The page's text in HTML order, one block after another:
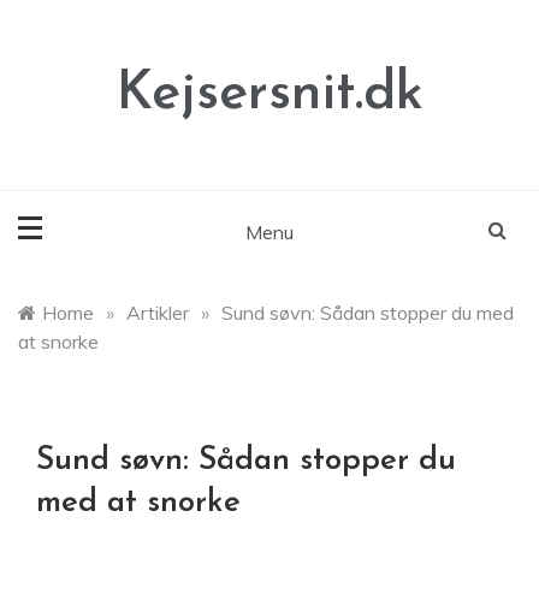
Kejsersnit.dk
Menu
Home » Artikler » Sund søvn: Sådan stopper du med
at snorke
Sund søvn: Sådan stopper du
med at snorke